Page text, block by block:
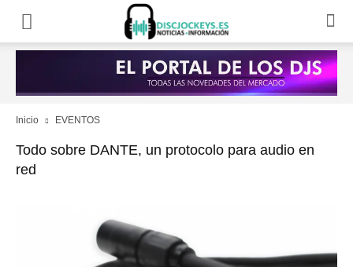
Inicio EVENTOS
Todo sobre DANTE, un protocolo para audio en
red